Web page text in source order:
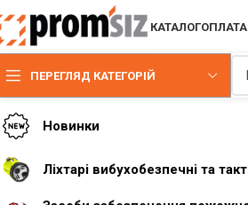
КАТАЛОГ
ПЕРЕГЛЯД КАТЕГОРІЙ
Новинки
Ліхтарі вибухобезпечні та